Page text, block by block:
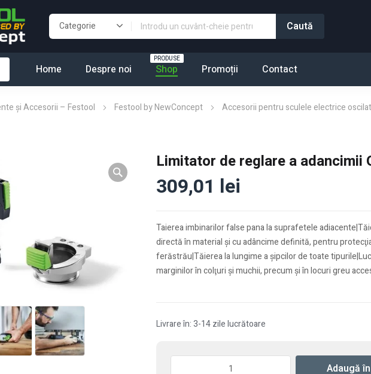
Home Despre noi Shop
PRODUSE
Promoții Contact
și Accesorii – Festool Festool by NewConcept Accesorii pentru sculele electrice
Limitator de reglare a adancimii
309,01 lei
Taierea imbinarilor false pana la suprafetele
directă în material şi cu adâncime definită, pentru
ferăstrău|Tăierea la lungime a şipcilor de toate
marginilor în colţuri şi muchii, precum şi în locuri greu
Livrare în: 3-14 zile lucrătoare
Adaugă